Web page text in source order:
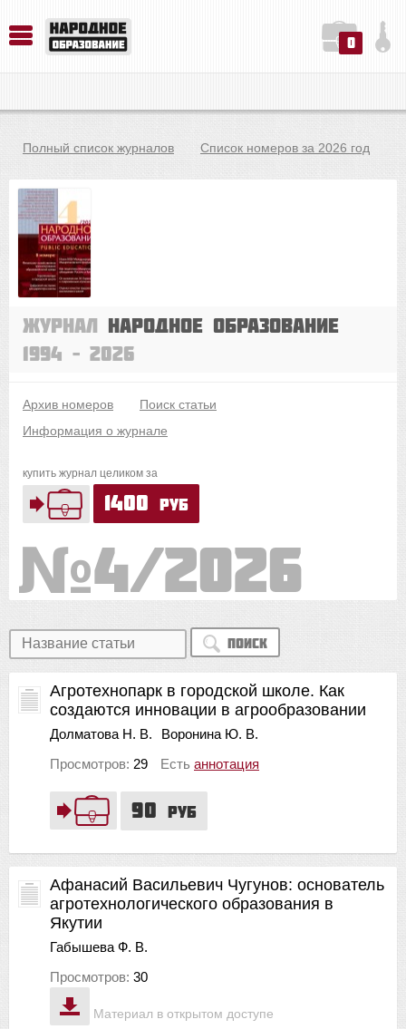
0
Полный список журналов Список номеров за 2026 год
Журнал Народное образование
1994 – 2026
Архив номеров
Поиск статьи
Информация о журнале
купить журнал целиком за
1400 руб
4/2026
Поиск
90 руб
Агротехнопарк в городской школе. Как
создаются инновации в агрообразовании
Долматова Н. В.
Воронина Ю. В.
Просмотров: 29 Есть аннотация
Материал в открытом доступе
Афанасий Васильевич Чугунов: основатель
агротехнологического образования в
Якутии
Габышева Ф. В.
Просмотров: 30